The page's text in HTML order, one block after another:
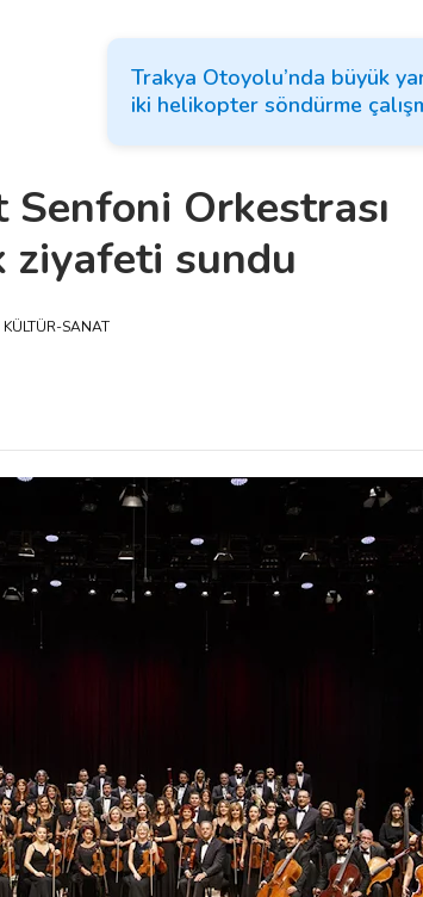
Trakya Otoyolu’nda büyük
iki helikopter söndürme
Orkestrası
ziyafeti sundu
KÜLTÜR-SANAT